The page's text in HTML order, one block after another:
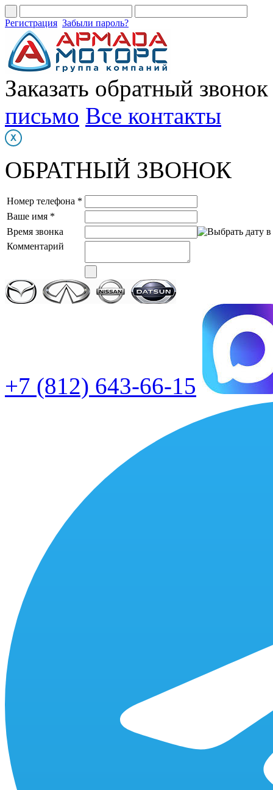
Регистрация Забыли пароль?
Заказать обратный звонок
письмо Все контакты
ОБРАТНЫЙ ЗВОНОК
Номер телефона *
Ваше имя *
Время звонка
Комментарий
+7 (812) 643-66-15